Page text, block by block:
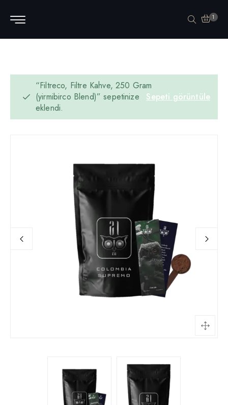
1
Sepeti görüntüle
“Filtreco, Filtre Kahve, 250 Gram
(yirmibirco Blend)” sepetinize
eklendi.